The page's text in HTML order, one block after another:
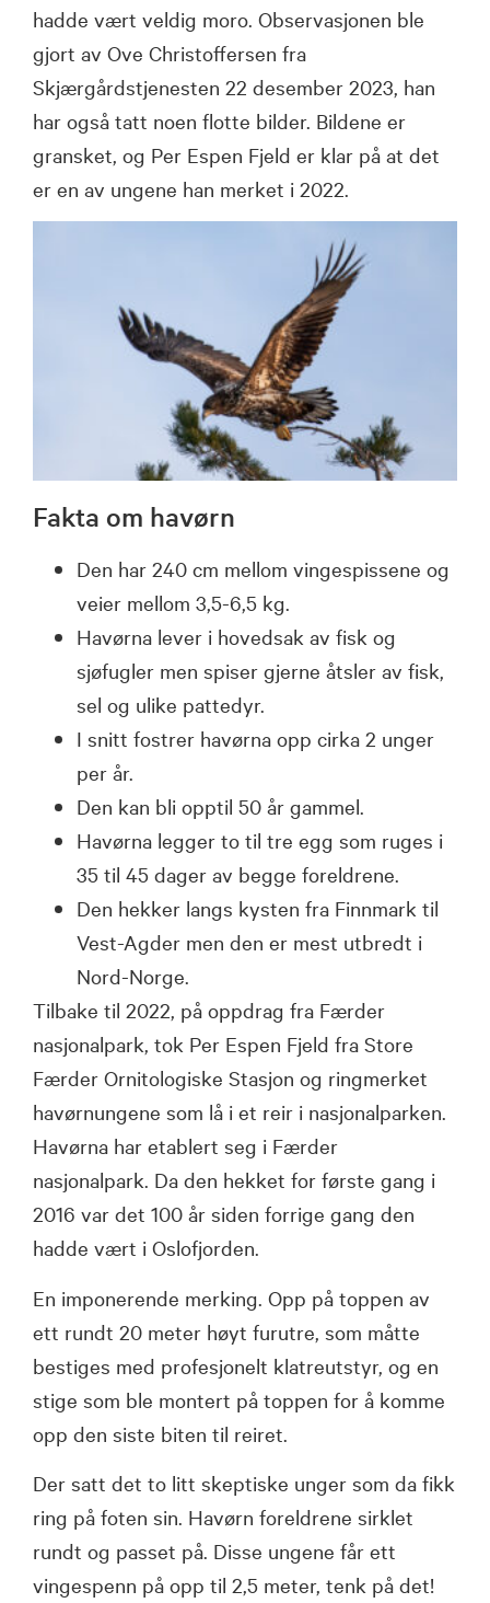
hadde vært veldig moro. Observasjonen ble
gjort av Ove Christoffersen fra
Skjærgårdstjenesten 22 desember 2023, han
har også tatt noen flotte bilder. Bildene er
gransket, og Per Espen Fjeld er klar på at det
er en av ungene han merket i 2022.
Fakta om havørn
Den har 240 cm mellom vingespissene og
veier mellom 3,5-6,5 kg.
Havørna lever i hovedsak av fisk og
sjøfugler men spiser gjerne åtsler av fisk,
sel og ulike pattedyr.
I snitt fostrer havørna opp cirka 2 unger
per år.
Den kan bli opptil 50 år gammel.
Havørna legger to til tre egg som ruges i
35 til 45 dager av begge foreldrene.
Den hekker langs kysten fra Finnmark til
Vest-Agder men den er mest utbredt i
Nord-Norge.
Tilbake til 2022, på oppdrag fra Færder
nasjonalpark, tok Per Espen Fjeld fra Store
Færder Ornitologiske Stasjon og ringmerket
havørnungene som lå i et reir i nasjonalparken.
Havørna har etablert seg i Færder
nasjonalpark. Da den hekket for første gang i
2016 var det 100 år siden forrige gang den
hadde vært i Oslofjorden.
En imponerende merking. Opp på toppen av
ett rundt 20 meter høyt furutre, som måtte
bestiges med profesjonelt klatreutstyr, og en
stige som ble montert på toppen for å komme
opp den siste biten til reiret.
Der satt det to litt skeptiske unger som da fikk
ring på foten sin. Havørn foreldrene sirklet
rundt og passet på. Disse ungene får ett
vingespenn på opp til 2,5 meter, tenk på det!